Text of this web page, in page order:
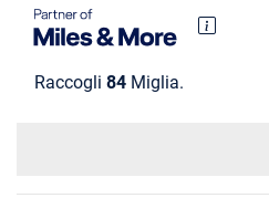
Raccogli 84 Miglia.